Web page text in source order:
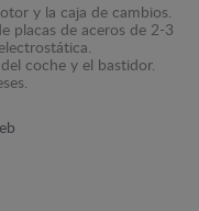
y la caja de cambios.
placas de aceros de 2-3
coche y el bastidor.